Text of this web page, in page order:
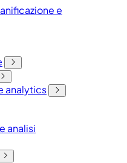
e
analytics
analisi